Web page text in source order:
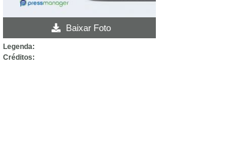
Baixar Foto
Legenda:
Créditos: